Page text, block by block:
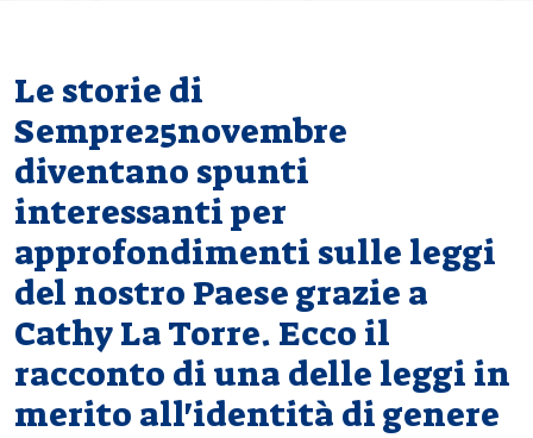
Le storie di
Sempre25novembre
diventano spunti
interessanti per
approfondimenti sulle leggi
del nostro Paese grazie a
Cathy La Torre. Ecco il
racconto di una delle leggi in
merito all'identità di genere